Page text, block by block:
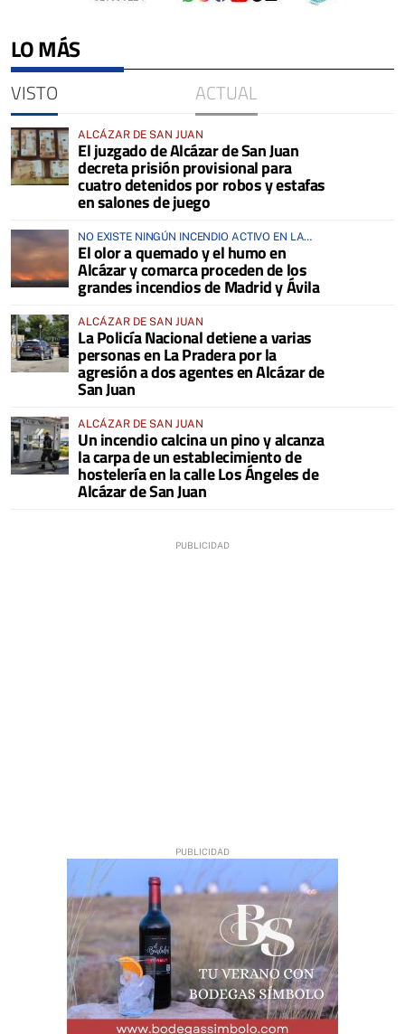
LO MÁS
VISTO ACTUAL
ALCÁZAR DE SAN JUAN
El juzgado de Alcázar de San Juan
decreta prisión provisional para
cuatro detenidos por robos y estafas
en salones de juego
NO EXISTE NINGÚN INCENDIO ACTIVO EN LA
COMARCA
El olor a quemado y el humo en
Alcázar y comarca proceden de los
grandes incendios de Madrid y Ávila
ALCÁZAR DE SAN JUAN
La Policía Nacional detiene a varias
personas en La Pradera por la
agresión a dos agentes en Alcázar de
San Juan
ALCÁZAR DE SAN JUAN
Un incendio calcina un pino y alcanza
la carpa de un establecimiento de
hostelería en la calle Los Ángeles de
Alcázar de San Juan